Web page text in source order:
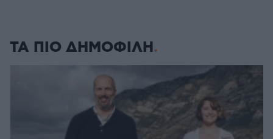
ΤΑ ΠΙΟ ΔΗΜΟΦΙΛΗ